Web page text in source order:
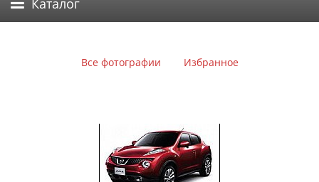
Каталог
Все фотографии Избранное